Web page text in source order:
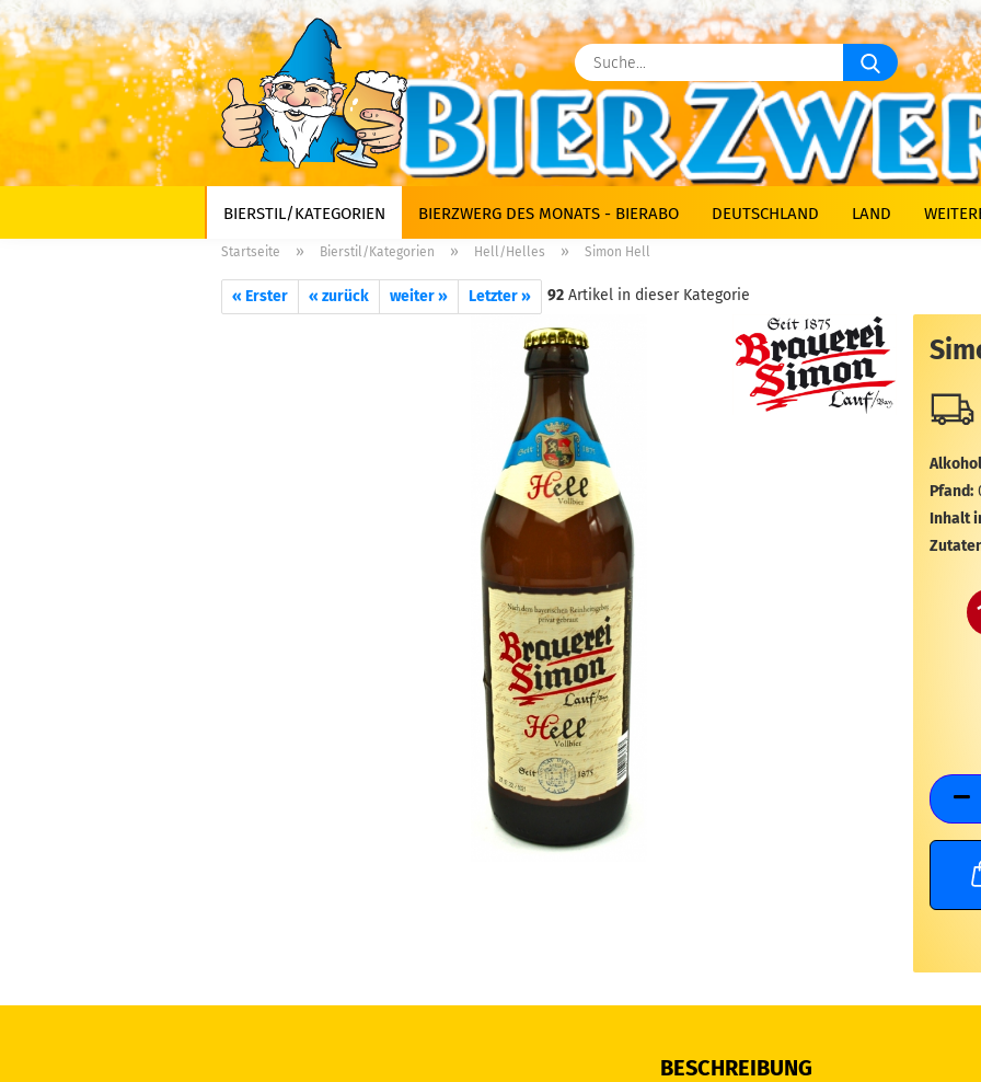
Suche...
BIERSTIL/KATEGORIEN BIERZWERG DES MONATS - BIERABO DEUTSCHLAND LAND
Startseite » Bierstil/Kategorien » Hell/Helles » Simon Hell
« Erster « zurück weiter » Letzter » 92 Artikel in dieser Kategorie
Pfand:
Inhalt
BESCHREIBUNG